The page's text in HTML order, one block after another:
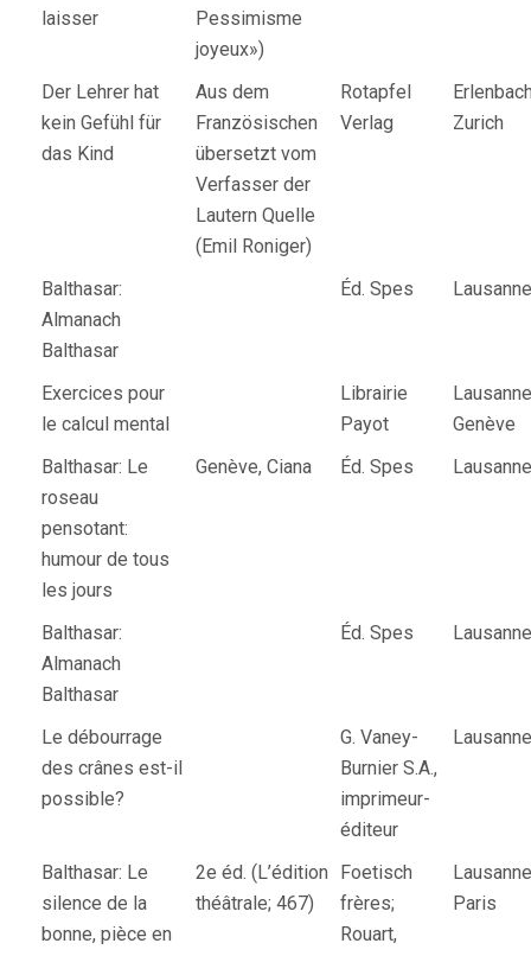
laisser
Pessimisme
joyeux»)
Der Lehrer hat
kein Gefühl für
das Kind
Aus dem
Französischen
übersetzt vom
Verfasser der
Lautern Quelle
(Emil Roniger)
Rotapfel
Verlag
Zurich
Balthasar:
Almanach
Balthasar
Éd. Spes Lausanne
Exercices pour
le calcul mental
Librairie
Payot
Genève
Balthasar: Le
roseau
pensotant:
humour de tous
les jours
Genève, Ciana Éd. Spes Lausanne
Balthasar:
Almanach
Balthasar
Éd. Spes Lausanne
Le débourrage
des crânes est-il
possible?
G. Vaney-
Burnier S.A.,
imprimeur-
éditeur
Lausanne
Balthasar: Le
silence de la
bonne, pièce en
2e éd. (L’édition
théâtrale; 467)
Foetisch
frères;
Rouart,
Paris